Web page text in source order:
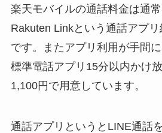
楽天モバイルの通話料金は通常
Rakuten Linkという通話アプ
です。またアプリ利用が手間
標準電話アプリ15分以内かけ
1,100円で用意しています。
通話アプリというとLINE通話